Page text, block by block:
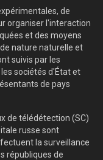
de
organiser l'interaction
et des moyens
nature naturelle et
suivis par les
sociétés d'État et
de pays
de télédétection (SC)
russe sont
la surveillance
républiques de